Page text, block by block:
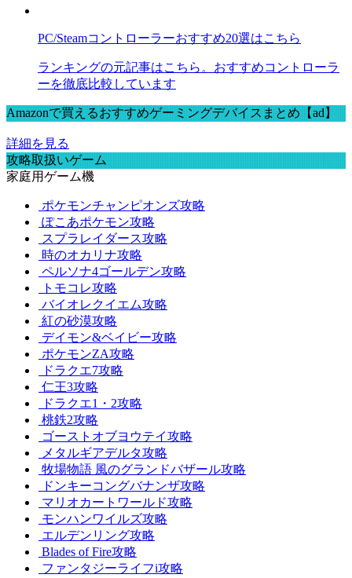
PC/Steamコントローラーおすすめ20選はこちら
ランキングの元記事はこちら。おすすめコントローラ
ーを徹底比較しています
Amazonで買えるおすすめゲーミングデバイスまとめ【ad】
詳細を見る
攻略取扱いゲーム
家庭用ゲーム機
ポケモンチャンピオンズ攻略
ぽこあポケモン攻略
スプラレイダース攻略
時のオカリナ攻略
ペルソナ4ゴールデン攻略
トモコレ攻略
バイオレクイエム攻略
紅の砂漠攻略
デイモン&ベイビー攻略
ポケモンZA攻略
ドラクエ7攻略
仁王3攻略
ドラクエ1・2攻略
桃鉄2攻略
ゴーストオブヨウテイ攻略
メタルギアデルタ攻略
牧場物語 風のグランドバザール攻略
ドンキーコングバナンザ攻略
マリオカートワールド攻略
モンハンワイルズ攻略
エルデンリング攻略
Blades of Fire攻略
ファンタジーライフi攻略